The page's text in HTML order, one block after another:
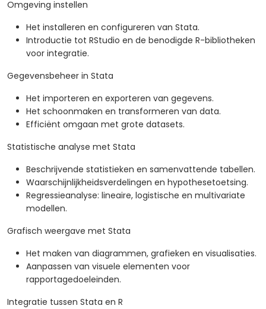
Omgeving instellen
Het installeren en configureren van Stata.
Introductie tot RStudio en de benodigde R-bibliotheken
voor integratie.
Gegevensbeheer in Stata
Het importeren en exporteren van gegevens.
Het schoonmaken en transformeren van data.
Efficiënt omgaan met grote datasets.
Statistische analyse met Stata
Beschrijvende statistieken en samenvattende tabellen.
Waarschijnlijkheidsverdelingen en hypothesetoetsing.
Regressieanalyse: lineaire, logistische en multivariate
modellen.
Grafisch weergave met Stata
Het maken van diagrammen, grafieken en visualisaties.
Aanpassen van visuele elementen voor
rapportagedoeleinden.
Integratie tussen Stata en R